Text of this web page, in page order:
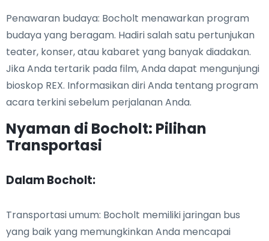
Penawaran budaya: Bocholt menawarkan program
budaya yang beragam. Hadiri salah satu pertunjukan
teater, konser, atau kabaret yang banyak diadakan.
Jika Anda tertarik pada film, Anda dapat mengunjungi
bioskop REX. Informasikan diri Anda tentang program
acara terkini sebelum perjalanan Anda.
Nyaman di Bocholt: Pilihan
Transportasi
Dalam Bocholt:
Transportasi umum: Bocholt memiliki jaringan bus
yang baik yang memungkinkan Anda mencapai